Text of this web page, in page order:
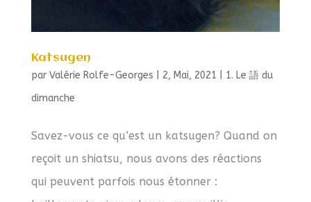
Katsugen
par Valérie Rolfe-Georges 2, Mai, 2021
1. Le 語 du
dimanche
Savez-vous ce qu’est un katsugen? Quand on
reçoit un shiatsu, nous avons des réactions
qui peuvent parfois nous étonner :